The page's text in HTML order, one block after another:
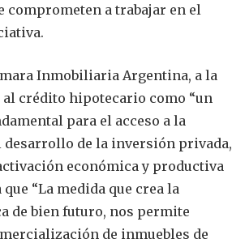
comprometen a trabajar en el
Inmobiliaria Argentina, a la
crédito hipotecario como “un
para el acceso a la
desarrollo de la inversión privada,
económica y productiva
que “La medida que crea la
de bien futuro, nos permite
de inmuebles de